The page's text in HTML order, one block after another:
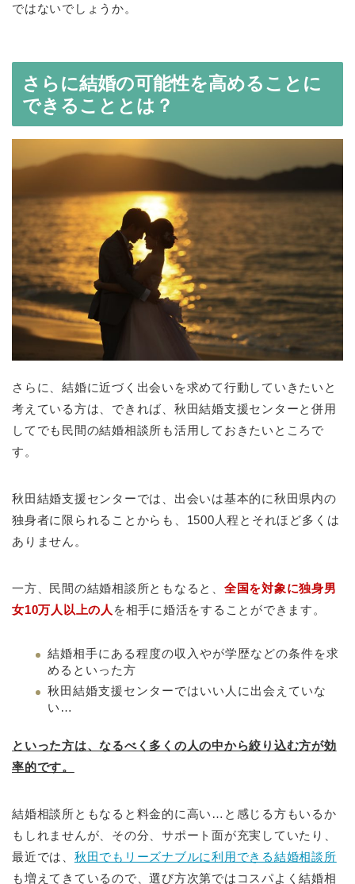
ではないでしょうか。
さらに結婚の可能性を高めることに
できることとは？
さらに、結婚に近づく出会いを求めて行動していきたいと
考えている方は、できれば、秋田結婚支援センターと併用
してでも民間の結婚相談所も活用しておきたいところで
す。
秋田結婚支援センターでは、出会いは基本的に秋田県内の
独身者に限られることからも、1500人程とそれほど多くは
ありません。
一方、民間の結婚相談所ともなると、 全国を対象に独身男
女10万人以上の人 を相手に婚活をすることができます。
結婚相手にある程度の収入やが学歴などの条件を求
めるといった方
秋田結婚支援センターではいい人に出会えていな
い…
といった方は、なるべく多くの人の中から絞り込む方が効
率的です。
結婚相談所ともなると料金的に高い…と感じる方もいるか
もしれませんが、その分、サポート面が充実していたり、
最近では、 秋田でもリーズナブルに利用できる結婚相談所
も増えてきているので、選び方次第ではコスパよく結婚相